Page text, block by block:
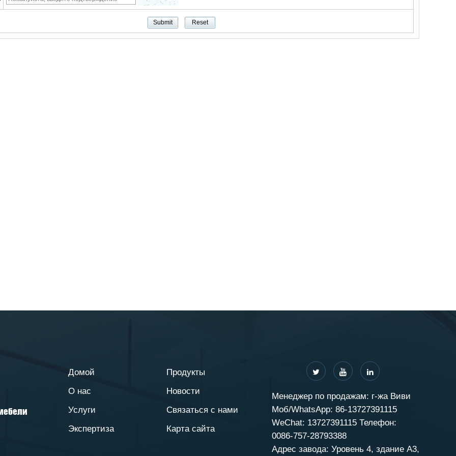
Домой
О нас
Услуги
Экспертиза
Продукты
Новости
Связаться с нами
Карта сайта
Менеджер по продажам: г-жа Виви
Моб/WhatsApp: 86-13727391115
WeChat: 13727391115 Телефон:
0086-757-28793388
Адрес завода: Уровень 4, здание A3,